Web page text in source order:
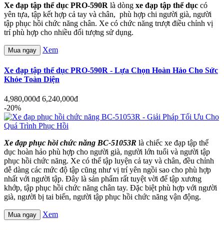
Xe đạp tập thể dục PRO-590R là dòng xe đạp tập thể dục có
yên tựa, tập kết hợp cả tay và chân, phù hợp chi người già, người
tập phục hồi chức năng chân. Xe có chức năng trượt điều chỉnh vị
trí phù hợp cho nhiều đối tượng sử dụng.
Mua ngay Xem
Xe đạp tập thể dục PRO-590R - Lựa Chọn Hoàn Hảo Cho Sức
Khỏe Toàn Diện
4,980,000đ 6,240,000đ
-20%
Xe đạp phục hồi chức năng BC-51053R là chiếc xe đạp tập thể
dục hoàn hảo phù hợp cho người già, người lớn tuổi và người tập
phục hồi chức năng. Xe có thể tập luyện cả tay và chân, đều chỉnh
dễ dàng các mức độ tập cũng như vị trí yên ngồi sao cho phù hợp
nhất với người tập. Đây là sản phẩm rất tuyệt vời để tập xương
khớp, tập phục hồi chức năng chân tay. Đặc biệt phù hợp với người
già, người bị tai biến, người tập phục hồi chức năng vận động.
Mua ngay Xem